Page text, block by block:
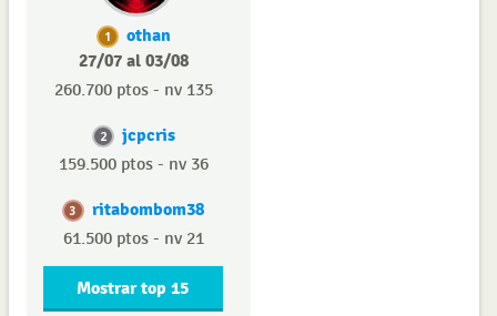
1
othan
27/07 al 03/08
260.700 ptos - nv 135
2 jcpcris
159.500 ptos - nv 36
3 ritabombom38
61.500 ptos - nv 21
Mostrar top 15